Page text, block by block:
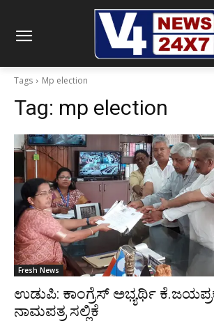
Tags Mp election
Tag: mp election
Fresh News
ಉಡುಪಿ: ಕಾಂಗ್ರೆಸ್ ಅಭ್ಯರ್ಥಿ
ನಾಮಪತ್ರ ಸಲ್ಲಿಕೆ